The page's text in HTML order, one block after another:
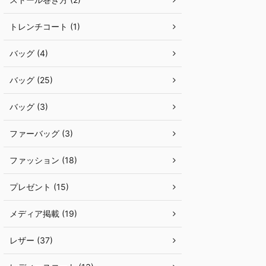
トレンチコート (1)
バッグ (4)
バッグ (25)
バッグ (3)
ファーバッグ (3)
ファッション (18)
プレゼント (15)
メディア掲載 (19)
レザー (37)